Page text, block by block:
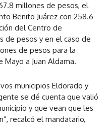
millones de pesos, el
Benito Juárez con 258.6
del Centro de
de pesos y en el caso de
de pesos para la
a Juan Aldama.
municipios Eldorado y
se dé cuenta que valió
y que vean que les
recalcó el mandatario,